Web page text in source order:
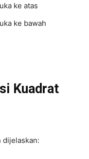
ke atas
ke bawah
Kuadrat
dijelaskan: